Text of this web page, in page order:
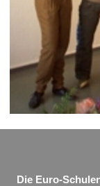
Die Euro-